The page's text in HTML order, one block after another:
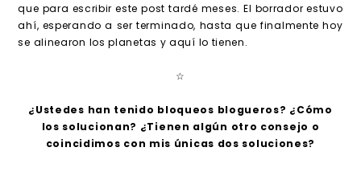
que para escribir este post tardé meses. El borrador estuvo
ahí, esperando a ser terminado, hasta que finalmente hoy
se alinearon los planetas y aquí lo tienen.
☆
¿Ustedes han tenido bloqueos blogueros? ¿Cómo
los solucionan? ¿Tienen algún otro consejo o
coincidimos con mis únicas dos soluciones?